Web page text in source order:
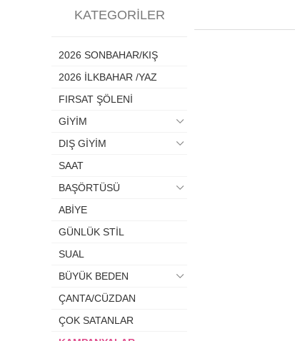
KATEGORILER
2026 SONBAHAR/KIŞ
2026 İLKBAHAR /YAZ
FIRSAT ŞÖLENİ
GİYİM
DIŞ GİYİM
SAAT
BAŞÖRTÜSÜ
ABİYE
GÜNLÜK STİL
SUAL
BÜYÜK BEDEN
ÇANTA/CÜZDAN
ÇOK SATANLAR